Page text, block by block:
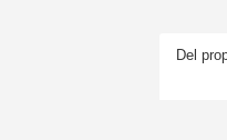
Del